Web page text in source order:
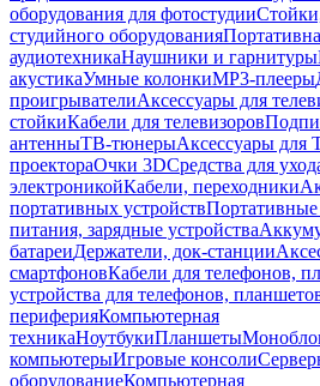
оборудования для фотостудии
студийного оборудования
аудиотехникаНаушники и гарнитуры
акустикаУмные колонкиMP3-плееры
проигрывателиАксессуары для
стойкиКабели для телевизоров
антенныТВ-тюнерыАксессуары для
проектораОчки 3DСредства для
электроникойКабели, переходники
портативных устройств
питания, зарядные устройства
батареиДержатели, док-станции
смартфоновКабели для телефонов,
устройства для телефонов,
периферияКомпьютерная
техникаНоутбукиПланшеты
компьютерыИгровые консоли
оборудованиеКомпьютерная